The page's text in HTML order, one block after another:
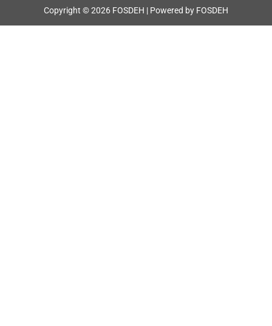
Copyright © 2026 FOSDEH | Powered by FOSDEH